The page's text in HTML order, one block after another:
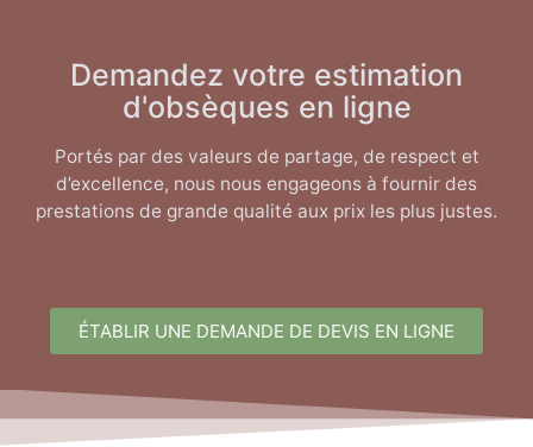
Demandez votre estimation
d'obsèques en ligne
Portés par des valeurs de partage, de respect et
d’excellence, nous nous engageons à fournir des
prestations de grande qualité aux prix les plus justes.
ÉTABLIR UNE DEMANDE DE DEVIS EN LIGNE